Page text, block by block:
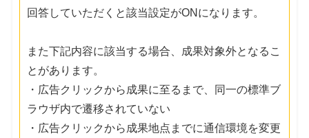
回答していただくと該当設定がONになります。
また下記内容に該当する場合、成果対象外となるこ
とがあります。
・広告クリックから成果に至るまで、同一の標準ブ
ラウザ内で遷移されていない
・広告クリックから成果地点までに通信環境を変更